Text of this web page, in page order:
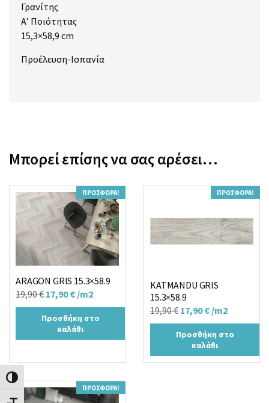
Εναλλαγή Υψηλής Αντίθεσης
Γρανίτης
Α’ Ποιότητας
15,3×58,9 cm
Προέλευση-Ισπανία
Μπορεί επίσης να σας αρέσει…
ΠΡΟΣΦΟΡΆ!
ARAGON GRIS 15.3×58.9
19,90€ Original
price
was:
19,90 €.
17,90€Η
τρέχουσα
τιμή
είναι:
/m2
Προσθήκη στο
καλάθι
ΠΡΟΣΦΟΡΆ!
KATMANDU GRIS
15.3×58.9
19,90€ Original
price
was:
19,90 €.
17,90€Η
τρέχουσα
τιμή
είναι:
/m2
Προσθήκη στο
καλάθι
ΠΡΟΣΦΟΡΆ!